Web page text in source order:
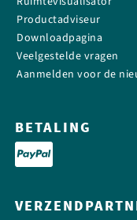
Productadviseur
Downloadpagina
Veelgestelde vragen
Aanmelden voor de
BETALING